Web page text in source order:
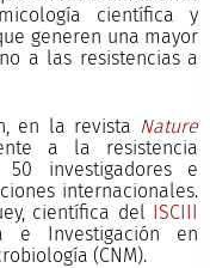
científica y
generen una mayor
a las resistencias a
en la revista Nature
a la resistencia
investigadores e
internacionales.
científica del ISCIII
e Investigación en
(CNM).